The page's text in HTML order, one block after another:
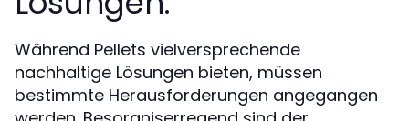
Während Pellets vielversprechende
nachhaltige Lösungen bieten, müssen
bestimmte Herausforderungen angegangen